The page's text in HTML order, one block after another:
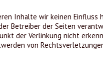
Inhalte wir keinen
Betreiber der Seiten
der Verlinkung nicht
von